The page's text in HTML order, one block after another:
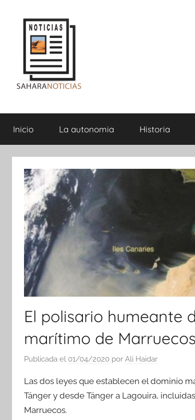
contenido
Sahara
Noticias
Inicio La autonomia Historia
El polisario humeante
marítimo de Marruecos
Publicada el 01/04/2020 por Ali Haidar
Las dos leyes que establecen el dominio
Tánger y desde Tánger a Lagouira,
Marruecos.